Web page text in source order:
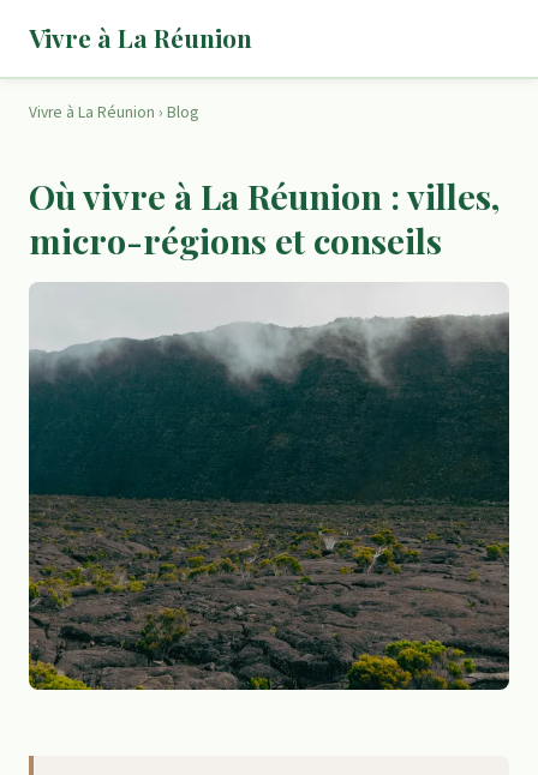
Vivre à La Réunion
Vivre à La Réunion › Blog
Où vivre à La Réunion : villes,
micro-régions et conseils